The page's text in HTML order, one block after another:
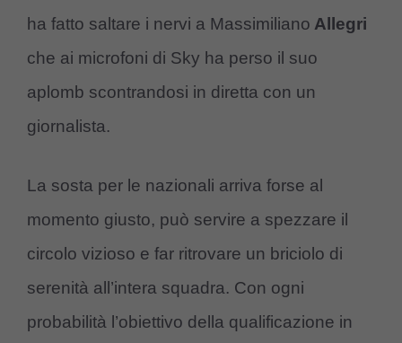
ha fatto saltare i nervi a Massimiliano Allegri
che ai microfoni di Sky ha perso il suo
aplomb scontrandosi in diretta con un
giornalista.
La sosta per le nazionali arriva forse al
momento giusto, può servire a spezzare il
circolo vizioso e far ritrovare un briciolo di
serenità all’intera squadra. Con ogni
probabilità l’obiettivo della qualificazione in